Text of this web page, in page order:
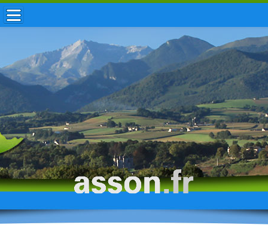
ACCUEIL / INFOS
MUNICIPALITÉ
VIE LOCALE
ENFANCE
TOURISME
HISTOIRE